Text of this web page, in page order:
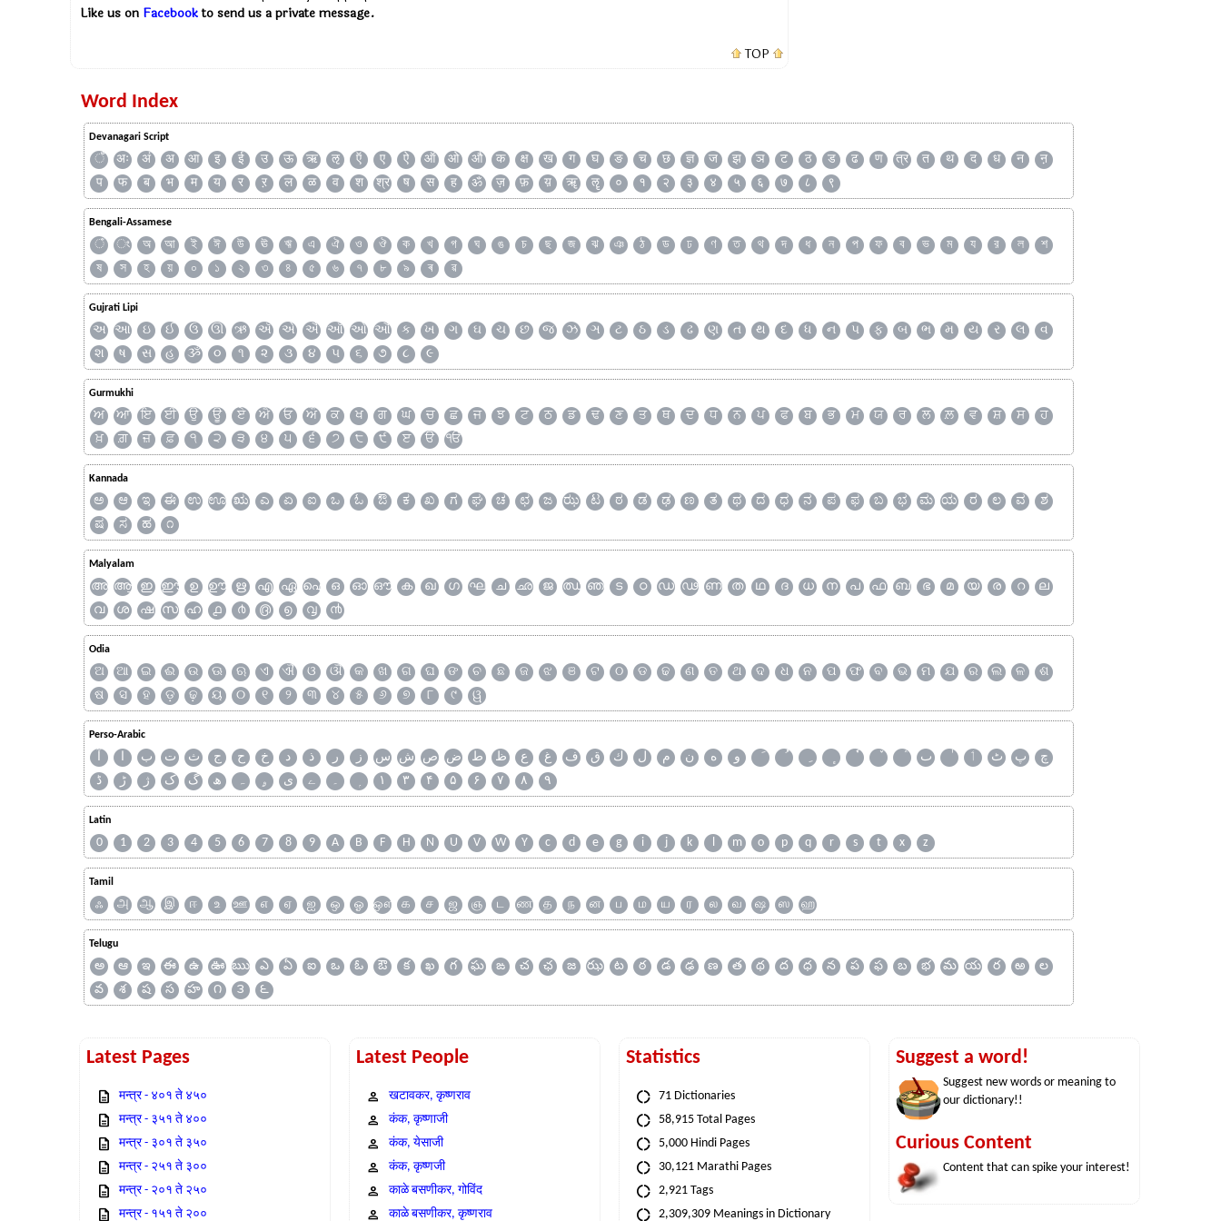
Like us on Facebookto send us a private message.
TOP
Word Index
Devanagari Script
ँ अः अं अ आ इ ई उ ऊ ऋ ऌ ऍ ए ऐ ऑ ओ औ क क्ष ख ग घ ङ च छ ज्ञ ज झ ञ ट ठ ड ढ ण त्र त थ द ध न
ऩ
प
फ ब भ म य र ऱ ल ळ व श श्र ष स ह ॐ ज़ फ़ य़ ॠ ॡ ० १ २ ३ ४ ५ ६ ७ ८ ९
Bengali-Assamese
ঁ ং অ আ ই ঈ উ ঊ ঋ এ ঐ ও ঔ ক খ গ ঘ ঙ চ ছ জ ঝ ঞ ঠ ড ঢ ণ ত থ দ ধ ন প ফ ব ভ ম য র ল
শ
ষ
স হ য় ০ ১ ২ ৩ ৪ ৫ ৬ ৭ ৮ ৯ ৰ ৱ
Gujrati Lipi
અ આ ઇ ઈ ઉ ઊ ઋ ઍ એ ઐ ઑ ઓ ઔ ક ખ ગ ઘ ચ છ જ ઝ ઞ ટ ઠ ડ ઢ ણ ત થ દ ધ ન પ ફ બ ભ મ ય ર લ
વ
શ
ષ સ હ ૐ ૦ ૧ ૨ ૩ ૪ ૫ ૬ ૭ ૮ ૯
Gurmukhi
ਅ ਆ ਇ ਈ ਉ ਊ ਏ ਐ ਓ ਔ ਕ ਖ ਗ ਘ ਚ ਛ ਜ ਝ ਟ ਠ ਡ ਢ ਣ ਤ ਥ ਦ ਧ ਨ ਪ ਫ ਬ ਭ ਮ ਯ ਰ ਲ ਲ਼ ਵ ਸ਼ ਸ
ਹ
ਖ਼
ਗ਼ ਜ਼ ਫ਼ ੧ ੨ ੩ ੪ ੫ ੬ ੭ ੮ ੯ ੲ ੳ ੴ
Kannada
ಅ ಆ ಇ ಈ ಉ ಊ ಋ ಎ ಏ ಐ ಒ ಓ ಔ ಕ ಖ ಗ ಘ ಚ ಛ ಜ ಝ ಟ ಠ ಡ ಢ ಣ ತ ಥ ದ ಧ ನ ಪ ಫ ಬ ಭ ಮ ಯ ರ ಲ ವ
ಶ
ಷ
ಸ ಹ ೧
Malyalam
അ ആ ഇ ഈ ഉ ഊ ഋ എ ഏ ഐ ഒ ഓ ഔ ക ഖ ഗ ഘ ച ഛ ജ ഝ ഞ ട ഠ ഡ ഢ ണ ത ഥ ദ ധ ന പ ഫ ബ ഭ മ യ ര റ
ല
വ
ശ ഷ സ ഹ ൧ ൪ ൫ ൭ ൮ ൯
Odia
ଅ ଆ ଇ ଈ ଉ ଊ ଋ ଏ ଐ ଓ ଔ କ ଖ ଗ ଘ ଙ ଚ ଛ ଜ ଝ ଞ ଟ ଠ ଡ ଢ ଣ ତ ଥ ଦ ଧ ନ ପ ଫ ବ ଭ ମ ଯ ର ଲ ଳ
ଶ
ଷ
ସ ହ ଡ଼ ଢ଼ ୟ ୦ ୧ ୨ ୩ ୪ ୫ ୬ ୭ ୮ ୯ ୱ
Perso-Arabic
آ ا ب ت ث ج ح خ د ذ ر ز س ش ص ض ط ظ ع غ ف ق ك ل م ن ه و ٮ ٲ ٹ پ
چ
ڈ
ڑ ژ ک گ ھ ہ ۄ ی ے ۔ ۱ ۳ ۴ ۵ ۶ ۷ ۸ ۹
Latin
0 1 2 3 4 5 6 7 8 9 A B F H N U V W Y c d e g i j k l m o p q r s t x z
Tamil
ஃ அ ஆ இ ஈ உ ஊ எ ஏ ஐ ஒ ஓ ஔ க ச ஜ ஞ ட ண த ந ன ப ம ய ர ல வ ஷ ஸ ஹ
Telugu
అ ఆ ఇ ఈ ఉ ఊ ఋ ఎ ఏ ఐ ఒ ఓ ఔ క ఖ గ ఘ ఙ చ ఛ జ ఝ ట ఠ డ ఢ ణ త థ ద ధ న ప ఫ బ భ మ య ర ఱ
ల
వ
శ ష స హ ౧ ౩ ౬
Latest Pages
मन्त्र - ४०१ ते ४५०
मन्त्र - ३५१ ते ४००
मन्त्र - ३०१ ते ३५०
मन्त्र - २५१ ते ३००
मन्त्र - २०१ ते २५०
मन्त्र - १५१ ते २००
Latest People
खटावकर, कृष्णराव
कंक, कृष्णाजी
कंक, येसाजी
कंक, कृष्णजी
काळे बसणीकर, गोविंद
काळे बसणीकर, कृष्णराव
Statistics
71 Dictionaries
58,915 Total Pages
5,000 Hindi Pages
30,121 Marathi Pages
2,921 Tags
2,309,309 Meanings in Dictionary
Suggest a word!
Suggest new words or meaning to
our dictionary!!
Curious Content
Content that can spike your interest!